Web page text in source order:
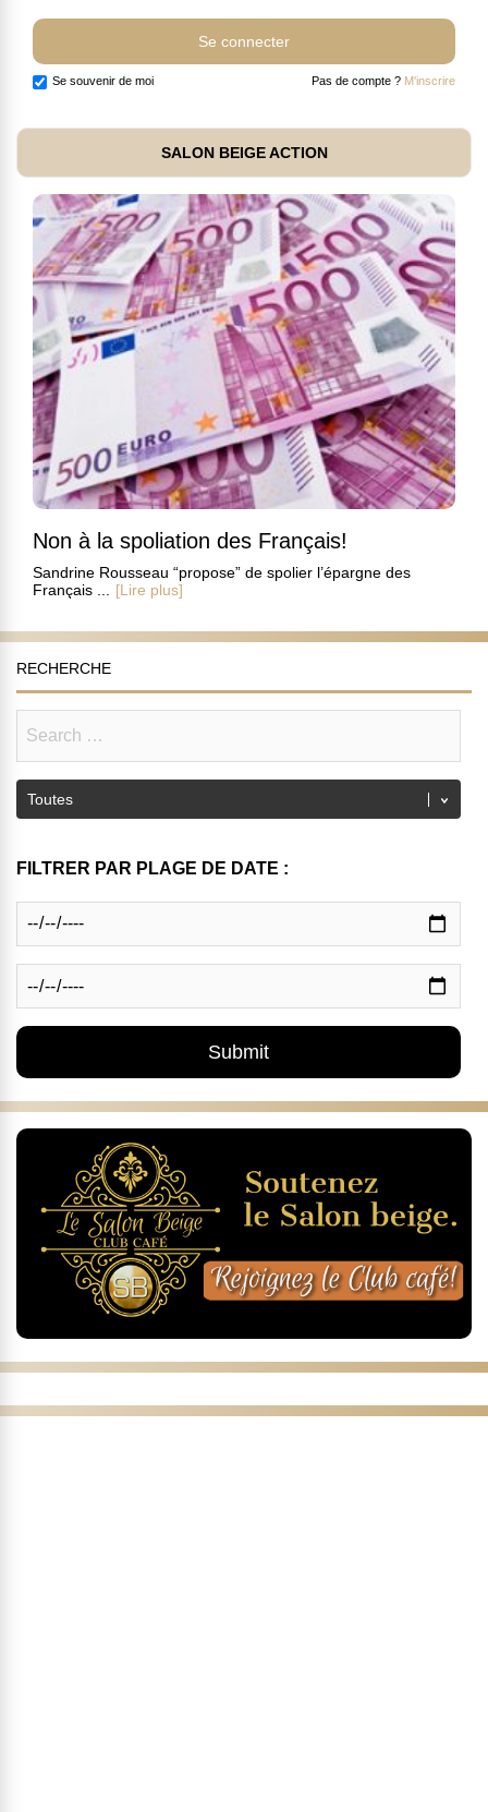
Se souvenir de moi Pas de compte ? M'inscrire
SALON BEIGE ACTION
Non à la spoliation des Français!
Sandrine Rousseau “propose” de spolier l’épargne des
Français ...
[Lire plus]
RECHERCHE
FILTRER PAR PLAGE DE DATE :